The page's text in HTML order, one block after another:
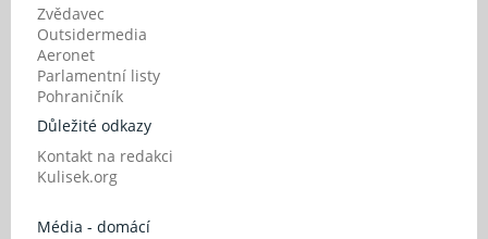
Zvědavec
Outsidermedia
Aeronet
Parlamentní listy
Pohraničník
Důležité odkazy
Kontakt na redakci
Kulisek.org
Média - domácí